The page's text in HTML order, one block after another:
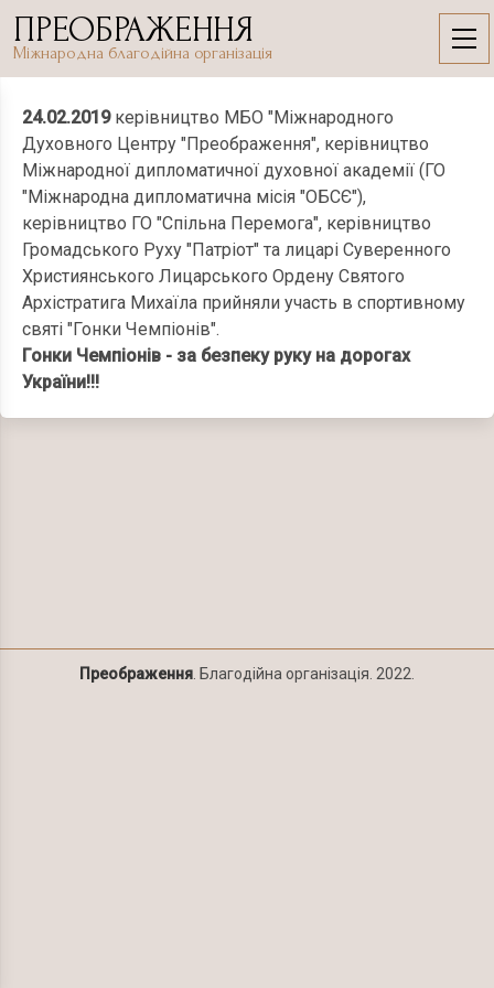
Skip
content
ПРЕОБРАЖЕННЯ
Міжнародна благодійна організація
24.02.2019
24.02.2019керівництво МБО "Міжнародного
Духовного Центру "Преображення", керівництво
Міжнародної дипломатичної духовної академії (ГО
"Міжнародна дипломатична місія "ОБСЄ"),
керівництво ГО "Спільна Перемога", керівництво
Громадського Руху "Патріот" та лицарі Суверенного
Християнського Лицарського Ордену Святого
Архістратига Михаїла прийняли участь в спортивному
святі "Гонки Чемпіонів".
Гонки Чемпіонів - за безпеку руку на дорогах
України!!!
Преображення. Благодійна організація. 2022.